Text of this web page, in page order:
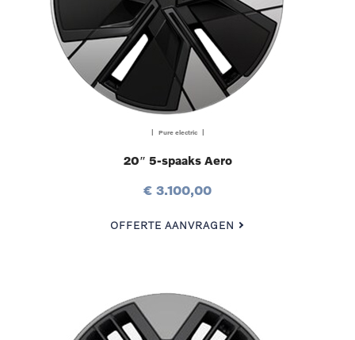
| Pure electric |
20″ 5-spaaks Aero
€ 3.100,00
OFFERTE AANVRAGEN